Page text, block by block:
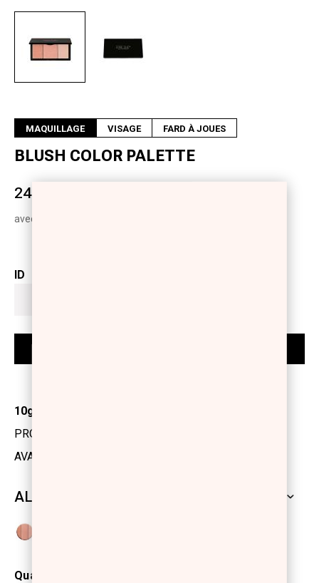
MAQUILLAGE VISAGE FARD À JOUES
BLUSH COLOR PALETTE
24,00 €
avec T.V.A.
ID
10gr
PRODUCT CODE: 1213302
AVAILABILITY: IN STOCK
ALL SHADES
Quantité